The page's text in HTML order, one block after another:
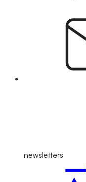
newsletters